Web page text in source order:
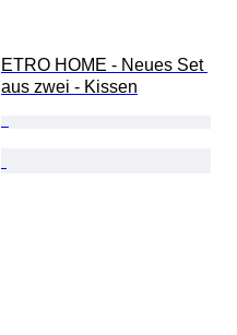
ETRO HOME - Neues Set
aus zwei - Kissen